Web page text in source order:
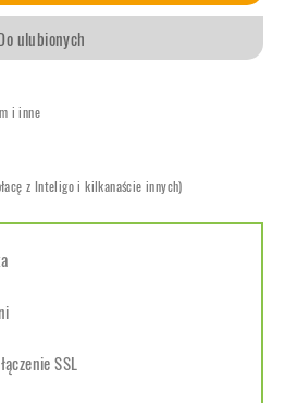
ulubionych
i inne
z Inteligo i kilkanaście innych)
SSL